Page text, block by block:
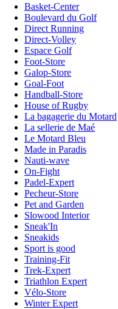
Basket-Center
Boulevard du Golf
Direct Running
Direct-Volley
Espace Golf
Foot-Store
Galop-Store
Goal-Foot
Handball-Store
House of Rugby
La bagagerie du Motard
La sellerie de Maé
Le Motard Bleu
Made in Paradis
Nauti-wave
On-Fight
Padel-Expert
Pecheur-Store
Pet and Garden
Slowood Interior
Sneak'In
Sneakids
Sport is good
Training-Fit
Trek-Expert
Triathlon Expert
Vélo-Store
Winter Expert